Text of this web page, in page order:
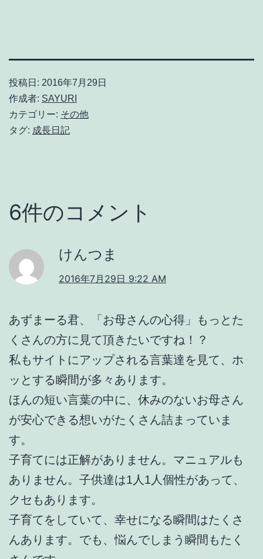
投稿日: 2016年7月29日
作成者: SAYURI
カテゴリー: その他
タグ: 成長日記
6件のコメント
けんつま
2016年7月29日 9:22 AM
あずまーる君、「お母さんの心得」もっとた
くさんの方に見て頂きたいですね！？
私もサイトにアップされる言葉達を見て、ホ
ッとする瞬間が多々あります。
ほんの短い言葉の中に、休みのないお母さん
が安心できる想いがたくさん詰まっていま
す。
子育てには正解がありません。マニュアルも
ありません。子供達は1人1人個性があって、
クセもあります。
子育てをしていて、幸せになる瞬間はたくさ
んあります。でも、悩んでしまう瞬間もたく